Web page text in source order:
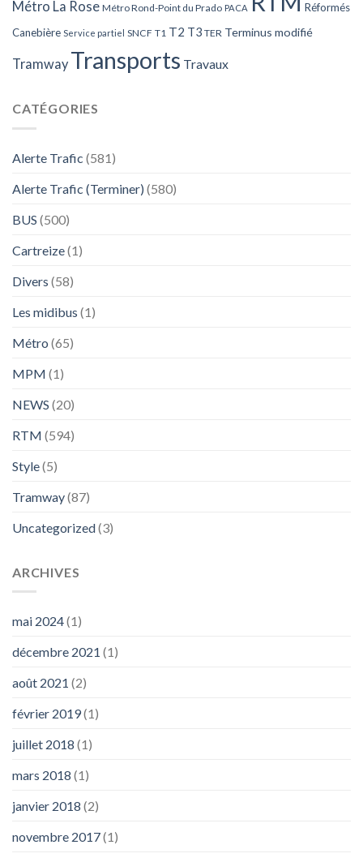
Métro La Rose Métro Rond-Point du Prado PACA
Réformés
Canebière Service partiel SNCF T1 T2 T3 TER Terminus modifié
Tramway Transports Travaux
CATÉGORIES
Alerte Trafic (581)
Alerte Trafic (Terminer) (580)
BUS (500)
Cartreize(1)
Divers (58)
Les midibus (1)
Métro (65)
MPM (1)
NEWS (20)
RTM (594)
Style(5)
Tramway(87)
Uncategorized(3)
ARCHIVES
mai 2024(1)
décembre 2021 (1)
août 2021 (2)
février 2019(1)
juillet 2018 (1)
mars 2018 (1)
janvier 2018 (2)
novembre 2017(1)